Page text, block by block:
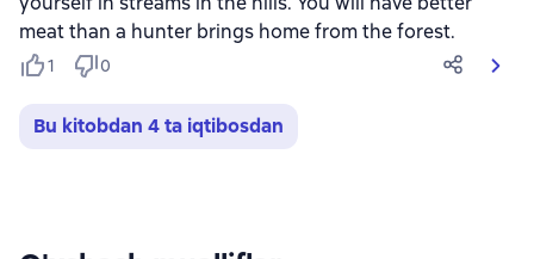
meat than a hunter brings home from the forest.
1 0
Bu kitobdan 4 ta iqtibosdan